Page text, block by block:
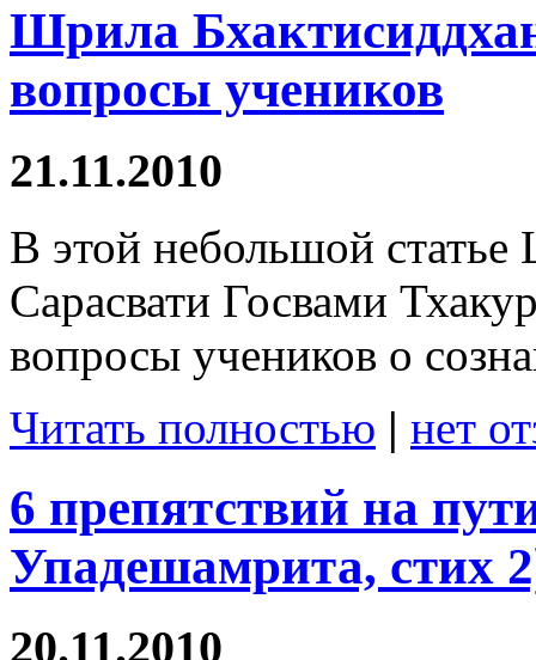
Шрила
вопросы учеников
21.11.2010
В этой небольшой
Сарасвати Госвами
вопросы учеников о
Читать полностью | нет
6 препятствий на
Упадешамрита, стих
20.11.2010